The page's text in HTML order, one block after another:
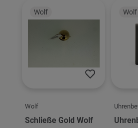
Wolf
Wolf
Schließe Gold Wolf
Wolf